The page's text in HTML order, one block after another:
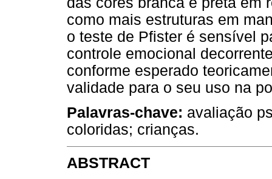
como mais estruturas em
o teste de Pfister é sensível
controle emocional
conforme esperado
validade para o seu uso na
Palavras-chave: avaliação
coloridas; crianças.
ABSTRACT